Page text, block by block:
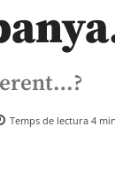
Temps de lectura 4